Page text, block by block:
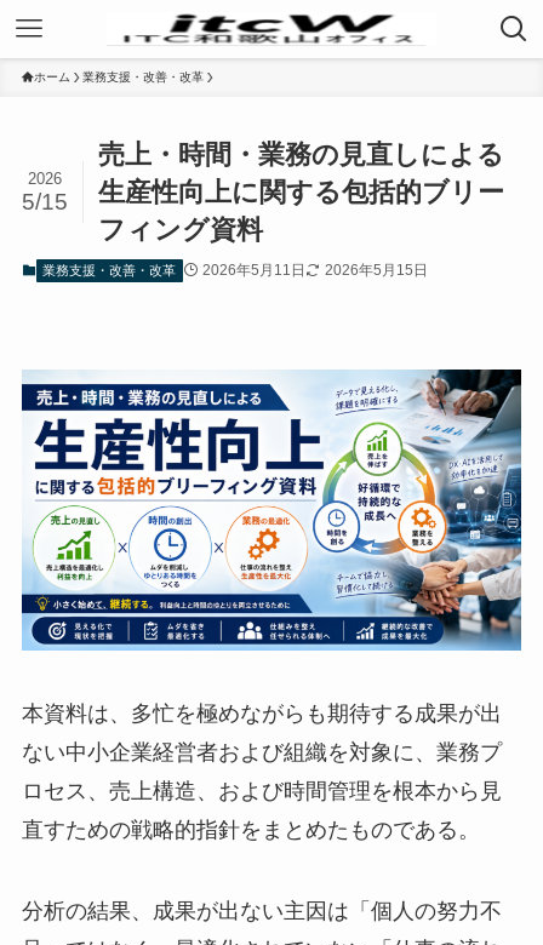
ホーム 業務支援・改善・改革
売上・時間・業務の見直しによる
生産性向上に関する包括的ブリー
フィング資料
2026
5/15
業務支援・改善・改革 2026年5月11日 2026年5月15日
本資料は、多忙を極めながらも期待する成果が出
ない中小企業経営者および組織を対象に、業務プ
ロセス、売上構造、および時間管理を根本から見
直すための戦略的指針をまとめたものである。
分析の結果、成果が出ない主因は「個人の努力不